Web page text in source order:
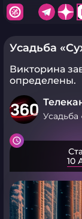
Усадьба
Викторина
определены.
Усадьба
10